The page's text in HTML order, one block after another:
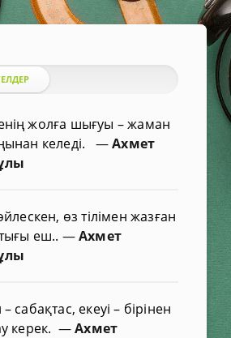
жолға шығуы – жаман
келеді. —Ахмет
өз тілімен жазған
еш.. —Ахмет
сабақтас, екеуі – бірінен
керек. —Ахмет